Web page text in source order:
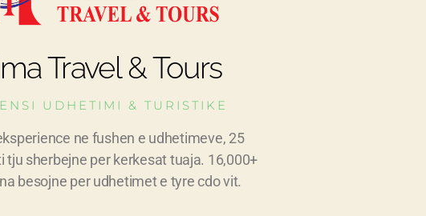
Travel & Tours
UDHETIMI & TURISTIKE
ne fushen e udhetimeve, 25
tju sherbejne per kerkesat tuaja. 16,000+
besojne per udhetimet e tyre cdo vit.